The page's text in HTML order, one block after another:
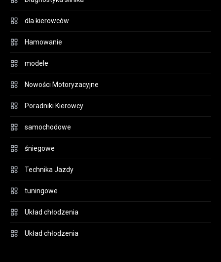
dla kierowców
Hamowanie
modele
Nowości Motoryzacyjne
Poradniki Kierowcy
samochodowe
śniegowe
Technika Jazdy
tuningowe
Układ chłodzenia
Układ chłodzenia